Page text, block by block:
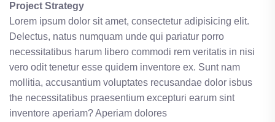
Project Strategy
Lorem ipsum dolor sit amet, consectetur adipisicing elit.
Delectus, natus numquam unde qui pariatur porro
necessitatibus harum libero commodi rem veritatis in nisi
vero odit tenetur esse quidem inventore ex. Sunt nam
mollitia, accusantium voluptates recusandae dolor isbus
the necessitatibus praesentium excepturi earum sint
inventore aperiam? Aperiam dolores